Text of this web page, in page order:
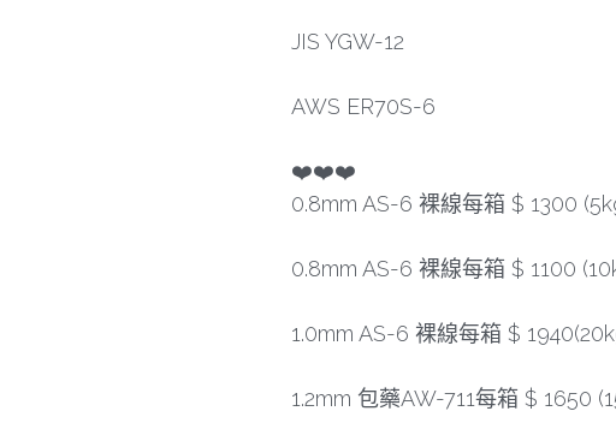
JIS YGW-12
AWS ER70S-6
❤️❤️❤️
0.8mm AS-6 裸線每箱 $ 1300
0.8mm AS-6 裸線每箱 $ 1100
1.0mm AS-6 裸線每箱 $
1.2mm 包藥AW-711每箱 $ 1650